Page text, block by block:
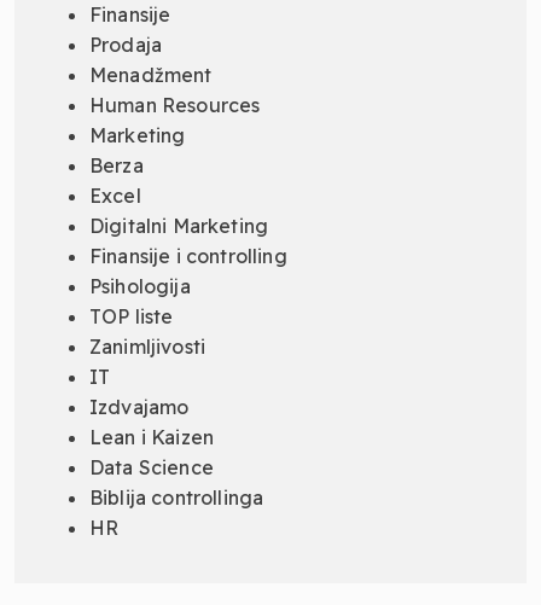
Finansije
Prodaja
Menadžment
Human Resources
Marketing
Berza
Excel
Digitalni Marketing
Finansije i controlling
Psihologija
TOP liste
Zanimljivosti
IT
Izdvajamo
Lean i Kaizen
Data Science
Biblija controllinga
HR